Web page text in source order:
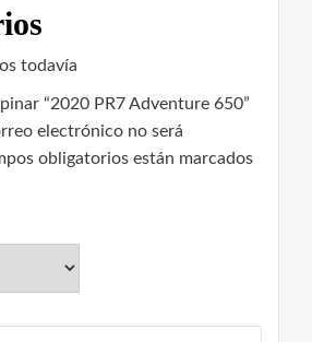
todavía
“2020 PR7 Adventure 650”
electrónico no será
obligatorios están marcados